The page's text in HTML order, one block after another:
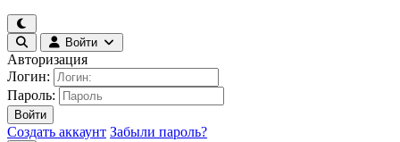
Войти
Авторизация
Логин:
Пароль:
Войти
Создать аккаунт Забыли пароль?